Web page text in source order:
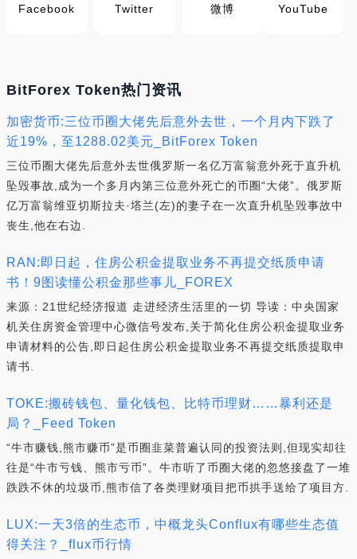
Facebook Twitter 微博 YouTube
BitForex Token热门资讯
加密货币:三位币圈大佬先后意外去世，一个月内下跌了
近19%，至1288.02美元_BitForex Token
三位币圈大佬先后意外去世俄罗斯一名亿万富翁意外死于直升机
坠毁事故,成为一个多月内第三位意外死亡的币圈“大佬”。俄罗斯
亿万富翁维亚切斯拉夫·塔兰(左)的妻子在一次直升机坠毁事故中
丧生,他在右边.
RAN:即日起，住房公积金提取业务不再提交纸质申请
书！9图读懂公积金那些事儿_FOREX
来源：21世纪经济报道 走进经济生活里的一切 导读：中央国家
机关住房资金管理中心微信号发布,关于简化住房公积金提取业务
申请材料的公告,即日起住房公积金提取业务不再提交纸质提取申
请书.
TOKE:搬砖钱包、量化钱包、比特币理财……暴利还是
局？_Feed Token
“牛市赚钱,熊市赚币”是币圈韭菜普遍认同的投资法则,但现实却往
往是“牛市亏钱、熊市亏币”。牛市听了币圈大佬的忽悠接盘了一堆
跌跌不休的垃圾币,熊市信了各类理财项目把币拱手送给了项目方.
LUX:一天3倍的生态币，中概龙头Conflux有哪些生态值
得关注？_flux币行情